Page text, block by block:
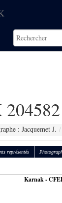
: Jacquemet J.
représentés